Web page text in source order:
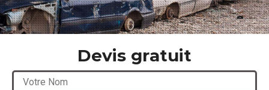
Devis gratuit